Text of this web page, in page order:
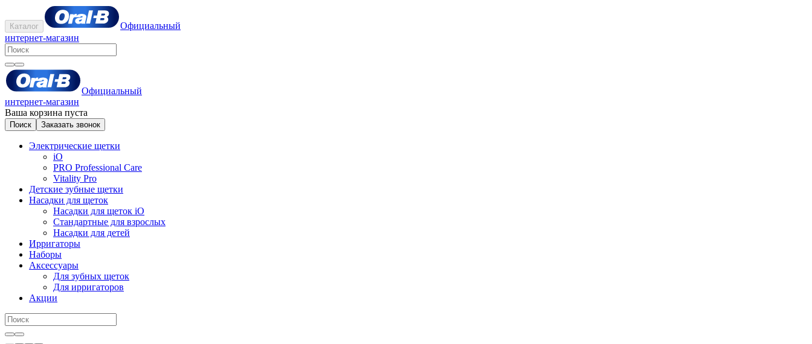
Каталог
Официальный
интернет-магазин
Официальный
интернет-магазин
Ваша корзина пуста
Поиск Заказать звонок
Электрические щетки
iO
PRO Professional Care
Vitality Pro
Детские зубные щетки
Насадки для щеток
Насадки для щеток iO
Стандартные для взрослых
Насадки для детей
Ирригаторы
Наборы
Аксессуары
Для зубных щеток
Для ирригаторов
Акции